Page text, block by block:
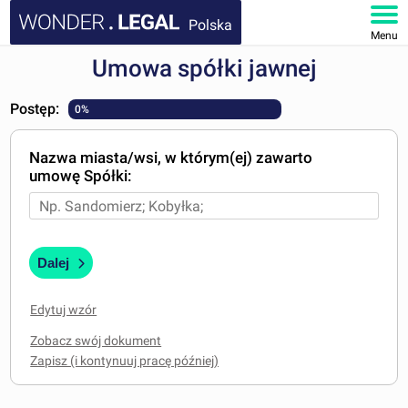
Polska
Menu
STRONA GŁÓWNA
DOKUMENTY
FAQ
MOJE KONTO
Umowa spółki jawnej
Postęp: 0%
Nazwa miasta/wsi, w którym(ej) zawarto
umowę Spółki:
Dalej
Edytuj wzór
Zobacz swój dokument